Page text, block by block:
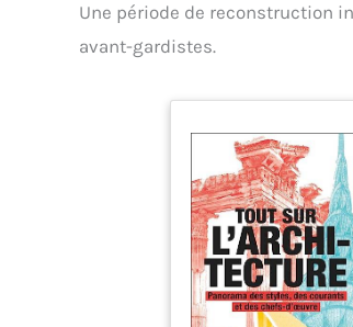
Une période de reconstruction
avant-gardistes.